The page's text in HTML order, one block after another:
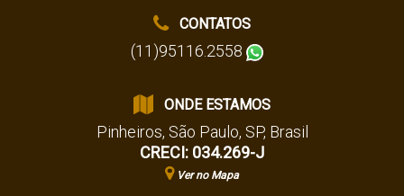
CONTATOS
(11)95116.2558
ONDE ESTAMOS
Pinheiros, São Paulo, SP, Brasil
CRECI: 034.269-J
Ver no Mapa